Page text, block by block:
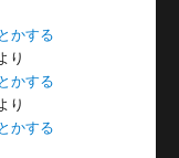
かする
り
かする
り
かする